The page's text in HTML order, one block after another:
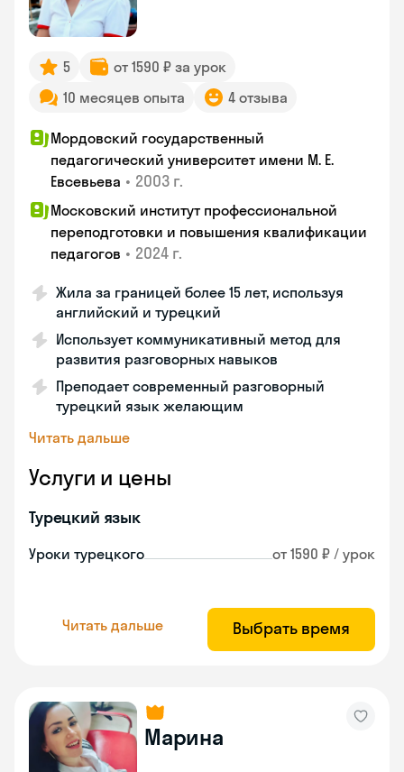
5
от 1590 ₽ за урок
10 месяцев опыта
4 отзыва
Мордовский государственный
педагогический университет имени М. Е.
Евсевьева • 2003 г.
Московский институт профессиональной
переподготовки и повышения квалификации
педагогов • 2024 г.
Жила за границей более 15 лет, используя
английский и турецкий
Использует коммуникативный метод для
развития разговорных навыков
Преподает современный разговорный
турецкий язык желающим
Читать дальше
Услуги и цены
Турецкий язык
Уроки турецкого от 1590 ₽ / урок
Читать дальше Выбрать время
Марина